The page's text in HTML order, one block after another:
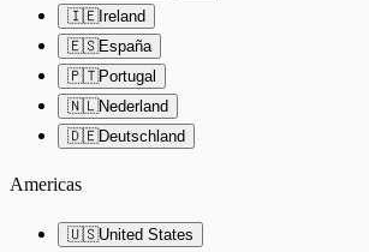
🇮🇪Ireland
🇪🇸España
🇵🇹Portugal
🇳🇱Nederland
🇩🇪Deutschland
Americas
🇺🇸United States